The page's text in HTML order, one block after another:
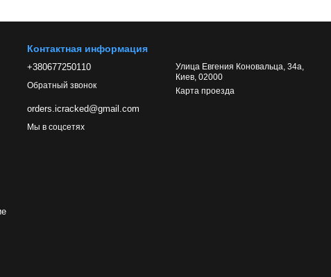
Контактная информация
+380677250110
Обратный звонок
orders.icracked@gmail.com
Улица Евгения Коновальца, 34а,
Киев, 02000
Карта проезда
Мы в соцсетях